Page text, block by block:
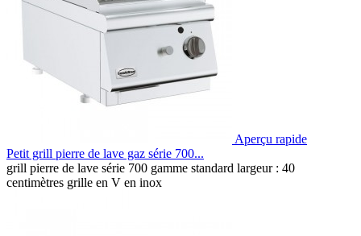
Aperçu rapide
Petit grill pierre de lave gaz série 700...
grill pierre de lave série 700 gamme standard largeur : 40
centimètres grille en V en inox